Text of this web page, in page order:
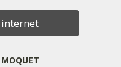
internet